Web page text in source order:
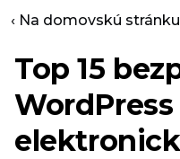
‹ Na domovskú
Top 15